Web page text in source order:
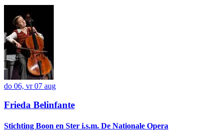
do 06, vr 07 aug
Frieda Belinfante
Stichting Boon en Ster i.s.m. De Nationale Opera